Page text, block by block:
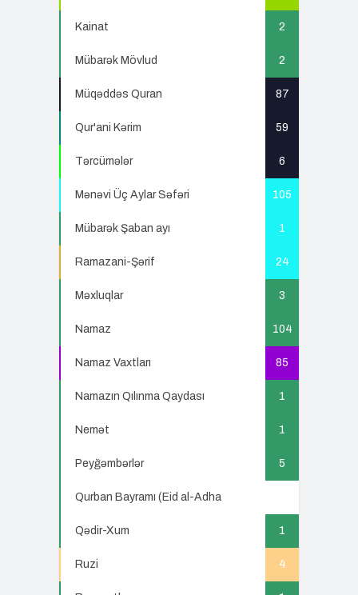
Kainat 2
Mübarək Mövlud 2
Müqəddəs Quran 87
Qur'ani Kərim 59
Tərcümələr 6
Mənəvi Üç Aylar Səfəri 105
Mübarək Şaban ayı 1
Ramazani-Şərif 24
Məxluqlar 3
Namaz 104
Namaz Vaxtları 85
Namazın Qılınma Qaydası 1
Nemət 1
Peyğəmbərlər 5
Qurban Bayramı (Eid al-Adha
Qədir-Xum 1
Ruzi 4